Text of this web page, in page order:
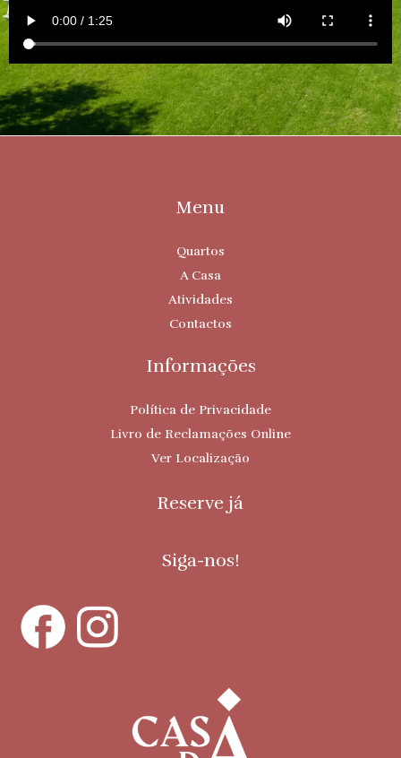
Menu
Quartos
A Casa
Atividades
Contactos
Informações
Política de Privacidade
Livro de Reclamações Online
Ver Localização
Reserve já
Siga-nos!